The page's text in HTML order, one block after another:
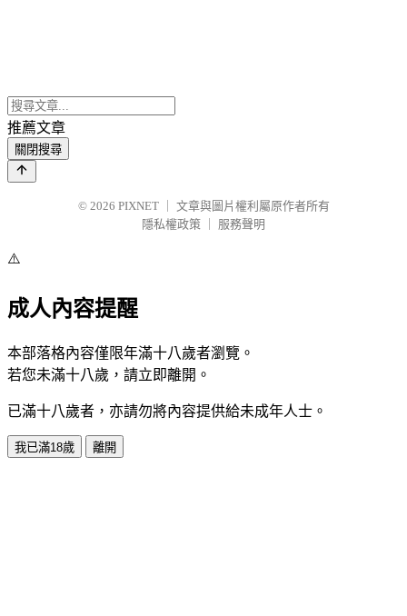
推薦文章
關閉搜尋
© 2026 PIXNET
文章與圖片權利屬原作者所有
隱私權政策
服務聲明
⚠️
成人內容提醒
本部落格內容僅限年滿十八歲者瀏覽。
若您未滿十八歲，請立即離開。
已滿十八歲者，亦請勿將內容提供給未成年人士。
我已滿18歲 離開